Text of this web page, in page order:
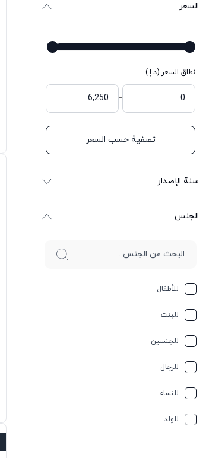
السعر
نطاق السعر (د.إ.)
-
تصفية حسب السعر
سنة الإصدار
الجنس
للأطفال
للبنت
للجنسين
للرجال
للنساء
للولد